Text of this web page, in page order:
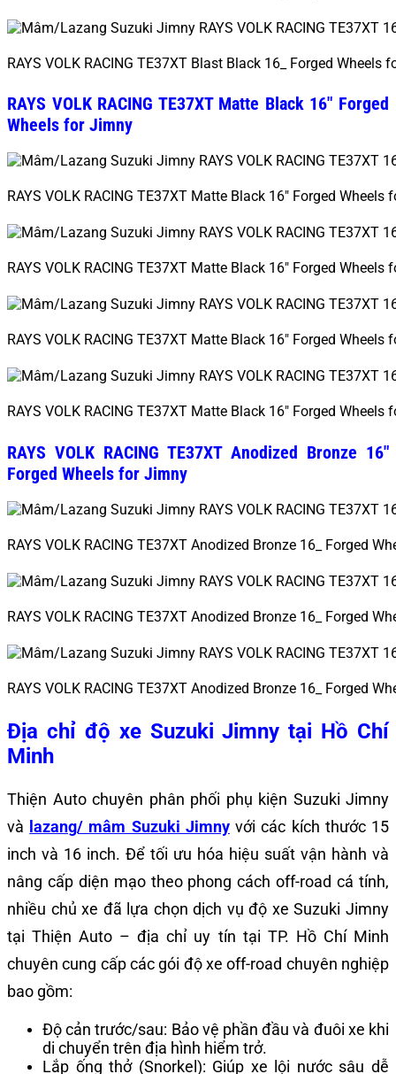
RAYS VOLK RACING TE37XT Blast Black 16_ Forged Wheels
RAYS VOLK RACING TE37XT Matte Black 16″ Forged
Wheels for Jimny
RAYS VOLK RACING TE37XT Matte Black 16″ Forged Wheels
RAYS VOLK RACING TE37XT Matte Black 16″ Forged Wheels
RAYS VOLK RACING TE37XT Matte Black 16″ Forged Wheels
RAYS VOLK RACING TE37XT Matte Black 16″ Forged Wheels
RAYS VOLK RACING TE37XT Anodized Bronze 16″
Forged Wheels for Jimny
RAYS VOLK RACING TE37XT Anodized Bronze 16_ Forged
RAYS VOLK RACING TE37XT Anodized Bronze 16_ Forged
RAYS VOLK RACING TE37XT Anodized Bronze 16_ Forged
Địa chỉ độ xe Suzuki Jimny tại Hồ Chí
Minh
Thiện Auto chuyên phân phối phụ kiện Suzuki Jimny
và lazang/ mâm Suzuki Jimnyvới các kích thước 15
inch và 16 inch. Để tối ưu hóa hiệu suất vận hành và
nâng cấp diện mạo theo phong cách off-road cá tính,
nhiều chủ xe đã lựa chọn dịch vụ độ xe Suzuki Jimny
tại Thiện Auto – địa chỉ uy tín tại TP. Hồ Chí Minh
chuyên cung cấp các gói độ xe off-road chuyên nghiệp
bao gồm:
Độ cản trước/sau: Bảo vệ phần đầu và đuôi xe khi
di chuyển trên địa hình hiểm trở.
Lắp ống thở (Snorkel): Giúp xe lội nước sâu dễ